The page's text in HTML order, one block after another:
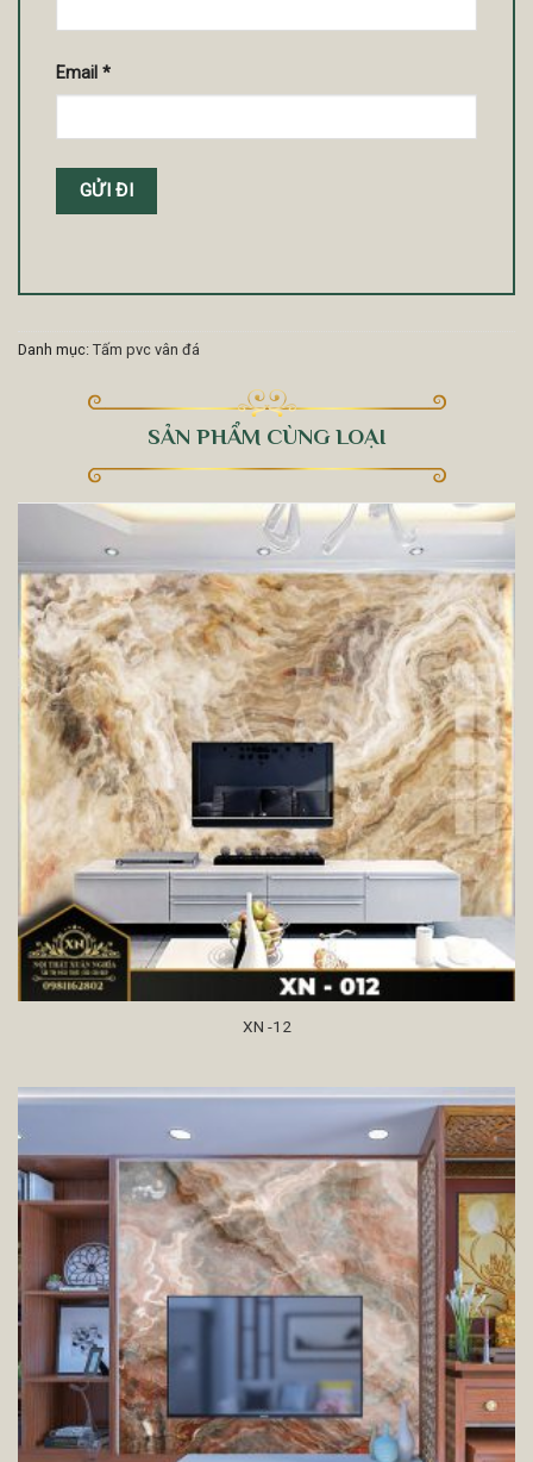
Email *
Danh mục: Tấm pvc vân đá
SẢN PHẨM CÙNG LOẠI
XN -12